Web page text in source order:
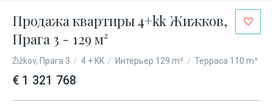
Продажа квартиры 4+kk Жижков,
Прага 3 - 129 м²
Žižkov, Прага 3 / 4 + KK / Интерьер 129 m² / Терраса 110 m²
€ 1 321 768